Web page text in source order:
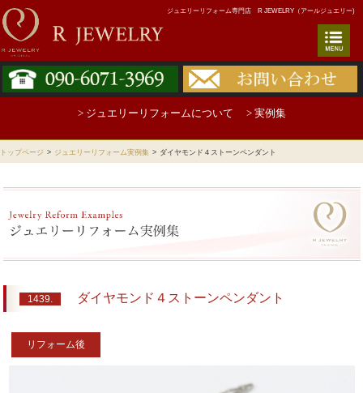
ジュエリーリフォーム専門店 R JEWELRY（アールジュエリー)
> ジュエリーリフォームについて > 実例集
トップページ > ジュエリーリフォーム実例集 > ダイヤモンド４ストーンペンダント
1439. ダイヤモンド４ストーンペンダント
リフォーム後